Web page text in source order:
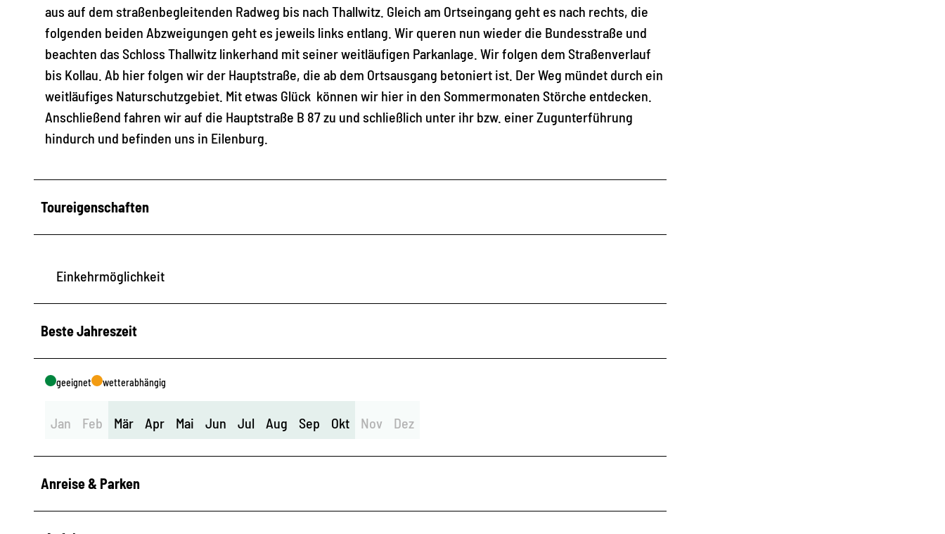
aus auf dem straßenbegleitenden Radweg bis nach Thallwitz. Gleich am Ortseingang geht es nach rechts, die
folgenden beiden Abzweigungen geht es jeweils links entlang. Wir queren nun wieder die Bundesstraße und
beachten das Schloss Thallwitz linkerhand mit seiner weitläufigen Parkanlage. Wir folgen dem Straßenverlauf
bis Kollau. Ab hier folgen wir der Hauptstraße, die ab dem Ortsausgang betoniert ist. Der Weg mündet durch ein
weitläufiges Naturschutzgebiet. Mit etwas Glück können wir hier in den Sommermonaten Störche entdecken.
Anschließend fahren wir auf die Hauptstraße B 87 zu und schließlich unter ihr bzw. einer Zugunterführung
hindurch und befinden uns in Eilenburg.
Toureigenschaften
Einkehrmöglichkeit
Beste Jahreszeit
geeignet wetterabhängig
Jan Feb Mär Apr Mai Jun Jul Aug Sep Okt Nov Dez
Anreise & Parken